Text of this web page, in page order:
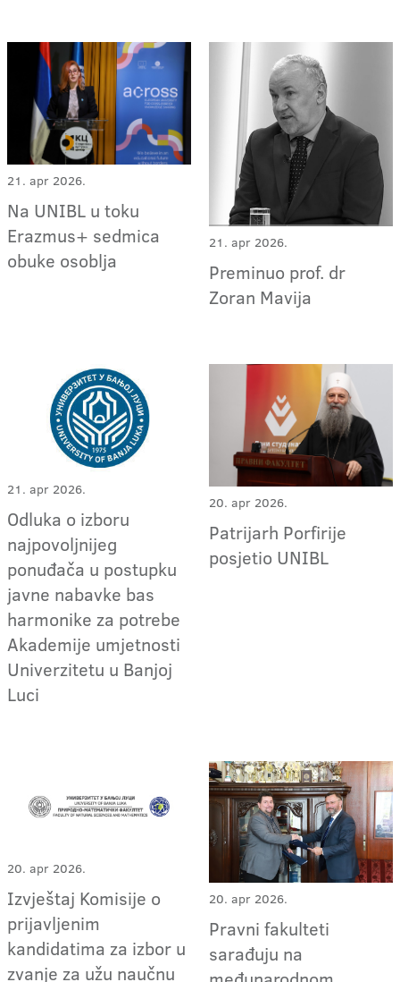
21. apr 2026.
Na UNIBL u toku
Erazmus+ sedmica
obuke osoblja
21. apr 2026.
Preminuo prof. dr
Zoran Mavija
21. apr 2026.
Odluka o izboru
najpovoljnijeg
ponuđača u postupku
javne nabavke bas
harmonike za potrebe
Akademije umjetnosti
Univerzitetu u Banjoj
Luci
20. apr 2026.
Patrijarh Porfirije
posjetio UNIBL
20. apr 2026.
Izvještaj Komisije o
prijavljenim
kandidatima za izbor u
zvanje za užu naučnu
20. apr 2026.
Pravni fakulteti
sarađuju na